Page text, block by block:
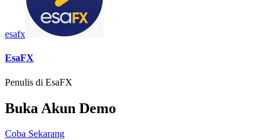
esafx
EsaFX
Penulis di EsaFX
Buka Akun Demo
Coba Sekarang